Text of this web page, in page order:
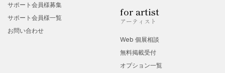
サポート会員様募集
サポート会員様一覧
お問い合わせ
for artist
アーティスト
Web 個展相談
無料掲載受付
オプション一覧